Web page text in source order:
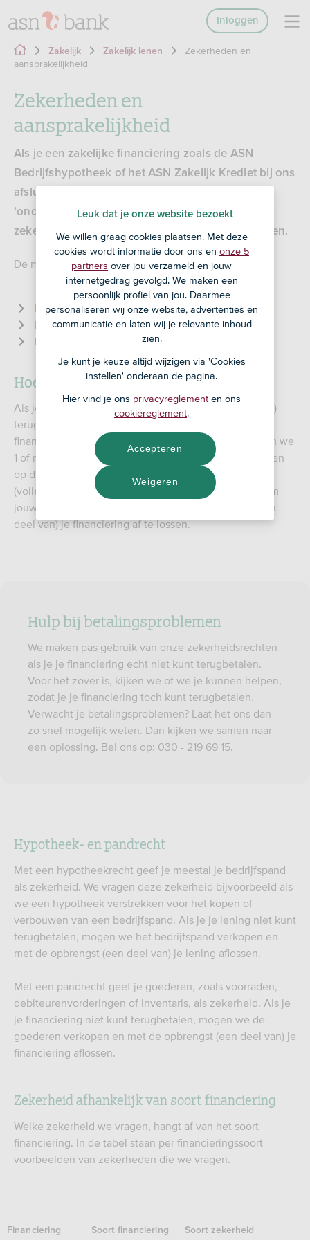
Inloggen
Zakelijk Zakelijk lenen
Zekerheden en
aansprakelijkheid
Zekerheden en
aansprakelijkheid
Als je een zakelijke financiering zoals de ASN
Bedrijfshypotheek of het ASN Zakelijk Krediet bij ons
afsluit, vragen we om zekerheden. Ook wel
‘onderpand’ genoemd. Zo hebben we meer
zekerheid dat we het uitgeleende geld terugkrijgen.
De meest voorkomende zekerheden zijn:
Hypotheek- en pandrecht
Borgstelling
Hoofdelijke aansprakelijkheid
Hoe werkt een zekerheid?
Als je geld bij ons leent, dan moet je dat (vroeg of laat)
terugbetalen. Om het risico af te dekken dat je de
financiering uiteindelijk niet kunt terugbetalen, vragen we
1 of meer zekerheden of zekerheidsrechten. We kunnen
op die rechten terugvallen als jij de financiering niet
(volledig) kunt terugbetalen. Bijvoorbeeld het recht om
jouw goederen te verkopen en met de opbrengst (een
deel van) je financiering af te lossen.
Hulp bij betalingsproblemen
We maken pas gebruik van onze zekerheidsrechten
als je je financiering echt niet kunt terugbetalen.
Voor het zover is, kijken we of we je kunnen helpen,
zodat je je financiering toch kunt terugbetalen.
Verwacht je betalingsproblemen? Laat het ons dan
zo snel mogelijk weten. Dan kijken we samen naar
een oplossing. Bel ons op: 030 - 219 69 15.
Hypotheek- en pandrecht
Met een hypotheekrecht geef je meestal je bedrijfspand
als zekerheid. We vragen deze zekerheid bijvoorbeeld als
we een hypotheek verstrekken voor het kopen of
verbouwen van een bedrijfspand. Als je je lening niet kunt
terugbetalen, mogen we het bedrijfspand verkopen en
met de opbrengst (een deel van) je lening aflossen.
Met een pandrecht geef je goederen, zoals voorraden,
debiteurenvorderingen of inventaris, als zekerheid. Als je
je financiering niet kunt terugbetalen, mogen we de
goederen verkopen en met de opbrengst (een deel van) je
financiering aflossen.
Zekerheid afhankelijk van soort financiering
Welke zekerheid we vragen, hangt af van het soort
financiering. In de tabel staan per financieringssoort
voorbeelden van zekerheden die we vragen.
Financiering Soort financiering Soort zekerheid
Leuk dat je onze website bezoekt
We willen graag cookies plaatsen. Met deze
cookies wordt informatie door ons en onze 5
partners over jou verzameld en jouw
internetgedrag gevolgd. We maken een
persoonlijk profiel van jou. Daarmee
personaliseren wij onze website, advertenties en
communicatie en laten wij je relevante inhoud
zien.
Je kunt je keuze altijd wijzigen via 'Cookies
instellen' onderaan de pagina.
Hier vind je ons privacyreglement en ons
cookiereglement.
Weigeren
Accepteren